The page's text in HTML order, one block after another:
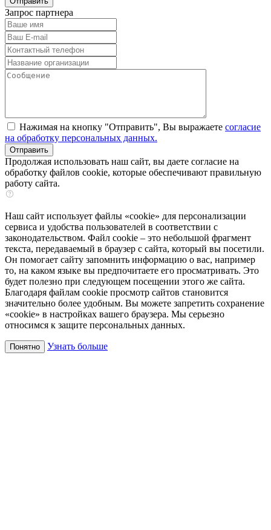
Запрос партнера
Нажимая на кнопку "Отправить", Вы выражаете согласие
на обработку персональных данных.
Продолжая использовать наш сайт, вы даете согласие на
обработку файлов cookie, которые обеспечивают правильную
работу сайта.
Наш сайт использует файлы «cookie» для персонализации
сервиса и удобства пользователей в соответствии с
законодательством. Файл cookie – это небольшой фрагмент
текста, передаваемый в браузер с сайта, который вы посетили.
Он помогает сайту запомнить информацию о вас, например
то, на каком языке вы предпочитаете его просматривать. Это
будет полезно при следующем посещении этого же сайта.
Благодаря файлам cookie просмотр сайтов становится
значительно более удобным. Вы можете запретить сохранение
«cookie» в настройках вашего браузера. Мы серьезно
относимся к защите персональных данных.
Понятно Узнать больше